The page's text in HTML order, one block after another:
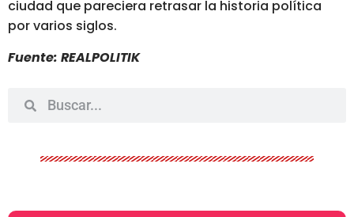
ciudad que pareciera retrasar la historia política
por varios siglos.
Fuente: REALPOLITIK